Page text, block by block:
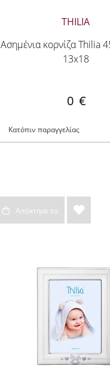
THILIA
Ασημένια κορνίζα Thilia
13x18
0 €
Κατόπιν παραγγελίας
Απόκτησε το